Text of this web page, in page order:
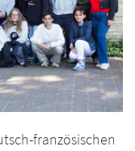
französischen